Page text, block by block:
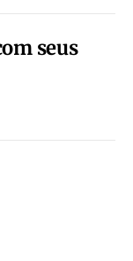
seus